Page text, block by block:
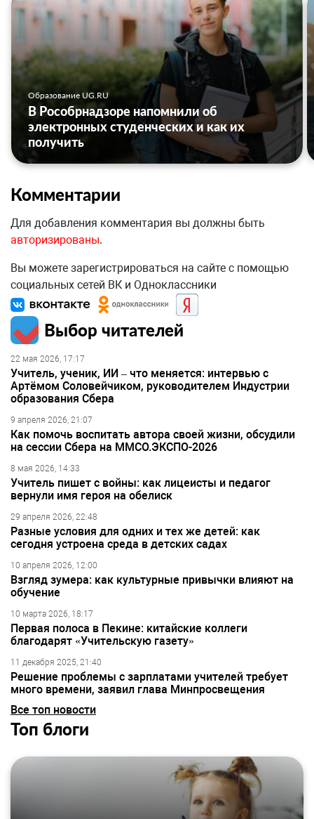
Образование UG.RU
В Рособрнадзоре напомнили об
электронных студенческих и как их
получить
Комментарии
Для добавления комментария вы должны быть
авторизированы.
Вы можете зарегистрироваться на сайте с помощью
социальных сетей ВК и Одноклассники
Выбор читателей
22 мая 2026, 17:17
Учитель, ученик, ИИ – что меняется: интервью с
Артёмом Соловейчиком, руководителем Индустрии
образования Сбера
9 апреля 2026, 21:07
Как помочь воспитать автора своей жизни, обсудили
на сессии Сбера на ММСО.ЭКСПО-2026
8 мая 2026, 14:33
Учитель пишет с войны: как лицеисты и педагог
вернули имя героя на обелиск
29 апреля 2026, 22:48
Разные условия для одних и тех же детей: как
сегодня устроена среда в детских садах
10 апреля 2026, 12:00
Взгляд зумера: как культурные привычки влияют на
обучение
10 марта 2026, 18:17
Первая полоса в Пекине: китайские коллеги
благодарят «Учительскую газету»
11 декабря 2025, 21:40
Решение проблемы с зарплатами учителей требует
много времени, заявил глава Минпросвещения
Все топ новости
Топ блоги